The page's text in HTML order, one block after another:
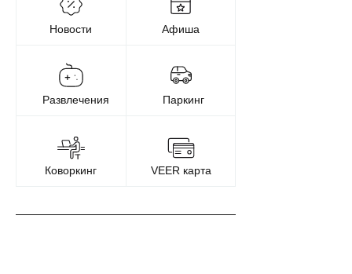
Новости
Паркинг
Афиша
Развлечения
VEER карта
Коворкинг